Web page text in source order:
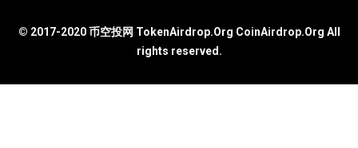
© 2017-2020 币空投网 TokenAirdrop.Org CoinAirdrop.Org All
rights reserved.